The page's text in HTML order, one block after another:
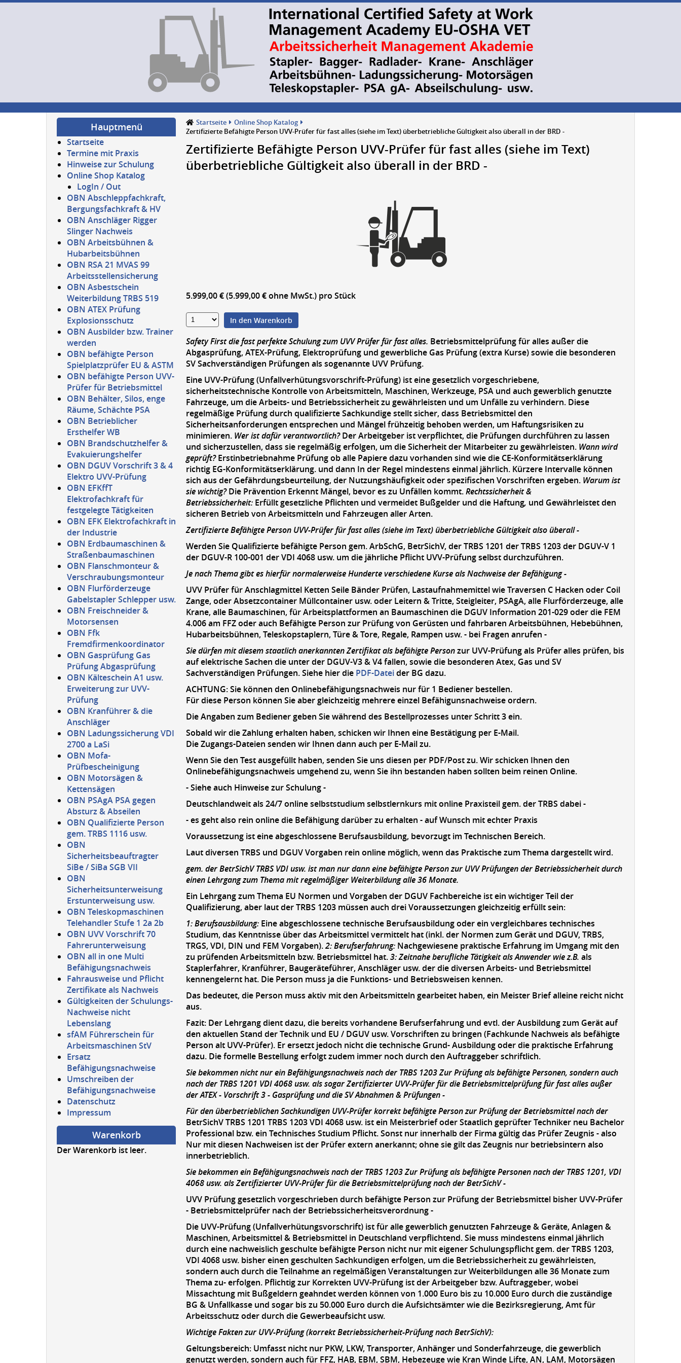
Startseite
Online Shop Katalog
Zertifizierte Befähigte Person UVV-Prüfer für fast alles (siehe im Text) überbetriebliche Gültigkeit also überall in der BRD -
Zertifizierte Befähigte Person UVV-Prüfer für fast alles (siehe im Text)
überbetriebliche Gültigkeit also überall in der BRD -
5.999,00 € (5.999,00 € ohne MwSt.) pro Stück
In den Warenkorb
Safety First die fast perfekte Schulung zum UVV Prüfer für fast alles. Betriebsmittelprüfung für alles außer die
Abgasprüfung, ATEX-Prüfung, Elektroprüfung und gewerbliche Gas Prüfung (extra Kurse) sowie die besonderen
SV Sachverständigen Prüfungen als sogenannte UVV Prüfung.
Eine UVV-Prüfung(Unfallverhütungsvorschrift-Prüfung) ist eine gesetzlich vorgeschriebene,
sicherheitstechnische Kontrolle von Arbeitsmitteln, Maschinen, Werkzeuge, PSA und auch gewerblich genutzte
Fahrzeuge, um die Arbeits- und Betriebssicherheit zu gewährleisten und um Unfälle zu verhindern. Diese
regelmäßige Prüfung durch qualifizierte Sachkundige stellt sicher, dass Betriebsmittel den
Sicherheitsanforderungen entsprechen und Mängel frühzeitig behoben werden, um Haftungsrisiken zu
minimieren. Wer ist dafür verantwortlich?Der Arbeitgeber ist verpflichtet, die Prüfungen durchführen zu lassen
und sicherzustellen, dass sie regelmäßig erfolgen, um die Sicherheit der Mitarbeiter zu gewährleisten. Wann wird
geprüft?Erstinbetriebnahme Prüfung ob alle Papiere dazu vorhanden sind wie die CE-Konformitätserklärung
richtig EG-Konformitätserklärung. und dann In der Regel mindestens einmal jährlich. Kürzere Intervalle können
sich aus der Gefährdungsbeurteilung, der Nutzungshäufigkeit oder spezifischen Vorschriften ergeben. Warum ist
sie wichtig?Die Prävention Erkennt Mängel, bevor es zu Unfällen kommt.Rechtssicherheit &
Betriebssicherheit: Erfüllt gesetzliche Pflichten und vermeidet Bußgelder und die Haftung, und Gewährleistet den
sicheren Betrieb von Arbeitsmitteln und Fahrzeugen aller Arten.
Zertifizierte Befähigte Person UVV-Prüfer für fast alles (siehe im Text) überbetriebliche Gültigkeit also überall -
Werden Sie Qualifizierte befähigte Person gem. ArbSchG, BetrSichV, der TRBS 1201 der TRBS 1203 der DGUV-V 1
der DGUV-R 100-001 der VDI 4068 usw. um die jährliche Pflicht UVV-Prüfung selbst durchzuführen.
Je nach Thema gibt es hierfür normalerweise Hunderte verschiedene Kurse als Nachweise der Befähigung -
UVV Prüfer für Anschlagmittel Ketten Seile Bänder Prüfen, Lastaufnahmemittel wie Traversen C Hacken oder Coil
Zange, oder Absetzcontainer Müllcontainer usw. oder Leitern & Tritte, Steigleiter, PSAgA, alle Flurförderzeuge, alle
Krane, alle Baumaschinen, für Arbeitsplattformen an Baumaschinen die DGUV Information 201-029 oder die FEM
4.006 am FFZ oder auch Befähigte Person zur Prüfung von Gerüsten und fahrbaren Arbeitsbühnen, Hebebühnen,
Hubarbeitsbühnen, Teleskopstaplern, Türe & Tore, Regale, Rampen usw. - bei Fragen anrufen -
Sie dürfen mit diesem staatlich anerkannten Zertifikat als befähigte Personzur UVV-Prüfung als Prüfer alles prüfen, bis
auf elektrische Sachen die unter der DGUV-V3 & V4 fallen, sowie die besonderen Atex, Gas und SV
Sachverständigen Prüfungen. Siehe hier die PDF-Dateider BG dazu.
ACHTUNG: Sie können den Onlinebefähigungsnachweis nur für 1 Bediener bestellen.
Für diese Person können Sie aber gleichzeitig mehrere einzel Befähigunsnachweise ordern.
Die Angaben zum Bediener geben Sie während des Bestellprozesses unter Schritt 3 ein.
Sobald wir die Zahlung erhalten haben, schicken wir Ihnen eine Bestätigung per E-Mail.
Die Zugangs-Dateien senden wir Ihnen dann auch per E-Mail zu.
Wenn Sie den Test ausgefüllt haben, senden Sie uns diesen per PDF/Post zu. Wir schicken Ihnen den
Onlinebefähigungsnachweis umgehend zu, wenn Sie ihn bestanden haben sollten beim reinen Online.
- Siehe auch Hinweise zur Schulung -
Deutschlandweit als 24/7 online selbststudium selbstlernkurs mit online Praxisteil gem. der TRBS dabei -
- es geht also rein online die Befähigung darüber zu erhalten - auf Wunsch mit echter Praxis
Voraussetzung ist eine abgeschlossene Berufsausbildung, bevorzugt im Technischen Bereich.
Laut diversen TRBS und DGUV Vorgaben rein online möglich, wenn das Praktische zum Thema dargestellt wird.
gem. der BetrSichV TRBS VDI usw. ist man nur dann eine befähigte Person zur UVV Prüfungen der Betriebssicherheit durch
einen Lehrgang zum Thema mit regelmäßiger Weiterbildung alle 36 Monate.
Ein Lehrgang zum Thema EU Normen und Vorgaben der DGUV Fachbereiche ist ein wichtiger Teil der
Qualifizierung, aber laut der TRBS 1203 müssen auch drei Voraussetzungen gleichzeitig erfüllt sein:
1: Berufsausbildung: Eine abgeschlossene technische Berufsausbildung oder ein vergleichbares technisches
Studium, das Kenntnisse über das Arbeitsmittel vermittelt hat (inkl. der Normen zum Gerät und DGUV, TRBS,
TRGS, VDI, DIN und FEM Vorgaben).2: Berufserfahrung: Nachgewiesene praktische Erfahrung im Umgang mit den
zu prüfenden Arbeitsmitteln bzw. Betriebsmittel hat.3: Zeitnahe berufliche Tätigkeit als Anwender wie z.B. als
Staplerfahrer, Kranführer, Baugeräteführer, Anschläger usw. der die diversen Arbeits- und Betriebsmittel
kennengelernt hat. Die Person muss ja die Funktions- und Betriebsweisen kennen.
Das bedeutet, die Person muss aktiv mit den Arbeitsmitteln gearbeitet haben, ein Meister Brief alleine reicht nicht
aus.
Fazit: Der Lehrgang dient dazu, die bereits vorhandene Berufserfahrung und evtl. der Ausbildung zum Gerät auf
den aktuellen Stand der Technik und EU / DGUV usw. Vorschriften zu bringen (Fachkunde Nachweis als befähigte
Person alt UVV-Prüfer). Er ersetzt jedoch nicht die technische Grund- Ausbildung oder die praktische Erfahrung
dazu. Die formelle Bestellung erfolgt zudem immer noch durch den Auftraggeber schriftlich.
Sie bekommen nicht nur ein Befähigungsnachweis nach der TRBS 1203 Zur Prüfung als befähigte Personen, sondern auch
nach der TRBS 1201 VDI 4068 usw. als sogar Zertifizierter UVV-Prüfer für die Betriebsmittelprüfung für fast alles außer
der ATEX - Vorschrift 3 - Gasprüfung und die SV Abnahmen & Prüfungen -
Für den überbetrieblichen Sachkundigen UVV-Prüfer korrekt befähigte Person zur Prüfung der Betriebsmittel nach der
BetrSichV TRBS 1201 TRBS 1203 VDI 4068 usw. ist ein Meisterbrief oder Staatlich geprüfter Techniker neu Bachelor
Professional bzw. ein Technisches Studium Pflicht. Sonst nur innerhalb der Firma gültig das Prüfer Zeugnis - also
Nur mit diesen Nachweisen ist der Prüfer extern anerkannt; ohne sie gilt das Zeugnis nur betriebsintern also
innerbetrieblich.
Sie bekommen ein Befähigungsnachweis nach der TRBS 1203 Zur Prüfung als befähigte Personen nach der TRBS 1201, VDI
4068 usw. als Zertifizierter UVV-Prüfer für die Betriebsmittelprüfung nach der BetrSichV -
UVV Prüfung gesetzlich vorgeschrieben durch befähigte Person zur Prüfung der Betriebsmittel bisher UVV-Prüfer
- Betriebsmittelprüfer nach der Betriebssicherheitsverordnung -
Die UVV-Prüfung(Unfallverhütungsvorschrift) ist für alle gewerblich genutzten Fahrzeuge & Geräte, Anlagen &
Maschinen, Arbeitsmittel & Betriebsmittel in Deutschland verpflichtend. Sie muss mindestens einmal jährlich
durch eine nachweislich geschulte befähigte Person nicht nur mit eigener Schulungspflicht gem. der TRBS 1203,
VDI 4068 usw. bisher einen geschulten Sachkundigen erfolgen, um die Betriebssicherheit zu gewährleisten,
sondern auch durch die Teilnahme an regelmäßigen Veranstaltungen zur Weiterbildungen alle 36 Monate zum
Thema zu- erfolgen. Pflichtig zur Korrekten UVV-Prüfung ist der Arbeitgeber bzw. Auftraggeber, wobei
Missachtung mit Bußgeldern geahndet werden können von 1.000 Euro bis zu 10.000 Euro durch die zuständige
BG & Unfallkasse und sogar bis zu 50.000 Euro durch die Aufsichtsämter wie die Bezirksregierung, Amt für
Arbeitsschutz oder durch die Gewerbeaufsicht usw.
Wichtige Fakten zur UVV-Prüfung (korrekt Betriebssicherheit-Prüfung nach BetrSichV):
Geltungsbereich: Umfasst nicht nur PKW, LKW, Transporter, Anhänger und Sonderfahrzeuge, die gewerblich
genutzt werden, sondern auch für FFZ, HAB, EBM, SBM, Hebezeuge wie Kran Winde Lifte, AN, LAM, Motorsägen
Hauptmenü
Startseite
Termine mit Praxis
Hinweise zur Schulung
Online Shop Katalog
LogIn / Out
OBN Abschleppfachkraft,
Bergungsfachkraft & HV
OBN Anschläger Rigger
Slinger Nachweis
OBN Arbeitsbühnen &
Hubarbeitsbühnen
OBN RSA 21 MVAS 99
Arbeitsstellensicherung
OBN Asbestschein
Weiterbildung TRBS 519
OBN ATEX Prüfung
Explosionsschutz
OBN Ausbilder bzw. Trainer
werden
OBN befähigte Person
Spielplatzprüfer EU & ASTM
OBN befähigte Person UVV-
Prüfer für Betriebsmittel
OBN Behälter, Silos, enge
Räume, Schächte PSA
OBN Betrieblicher
Ersthelfer WB
OBN Brandschutzhelfer &
Evakuierungshelfer
OBN DGUV Vorschrift 3 & 4
Elektro UVV-Prüfung
OBN EFKffT
Elektrofachkraft für
festgelegte Tätigkeiten
OBN EFK Elektrofachkraft in
der Industrie
OBN Erdbaumaschinen &
Straßenbaumaschinen
OBN Flanschmonteur &
Verschraubungsmonteur
OBN Flurförderzeuge
Gabelstapler Schlepper usw.
OBN Freischneider &
Motorsensen
OBN Ffk
Fremdfirmenkoordinator
OBN Gasprüfung Gas
Prüfung Abgasprüfung
OBN Kälteschein A1 usw.
Erweiterung zur UVV-
Prüfung
OBN Kranführer & die
Anschläger
OBN Ladungssicherung VDI
2700 a LaSi
OBN Mofa-
Prüfbescheinigung
OBN Motorsägen &
Kettensägen
OBN PSAgA PSA gegen
Absturz & Abseilen
OBN Qualifizierte Person
gem. TRBS 1116 usw.
OBN
Sicherheitsbeauftragter
SiBe / SiBa SGB VII
OBN
Sicherheitsunterweisung
Erstunterweisung usw.
OBN Teleskopmaschinen
Telehandler Stufe 1 2a 2b
OBN UVV Vorschrift 70
Fahrerunterweisung
OBN all in one Multi
Befähigungsnachweis
Fahrausweise und Pflicht
Zertifikate als Nachweis
Gültigkeiten der Schulungs-
Nachweise nicht
Lebenslang
sfAM Führerschein für
Arbeitsmaschinen StV
Ersatz
Befähigungsnachweise
Umschreiben der
Befähigungsnachweise
Datenschutz
Impressum
Warenkorb
Der Warenkorb ist leer.